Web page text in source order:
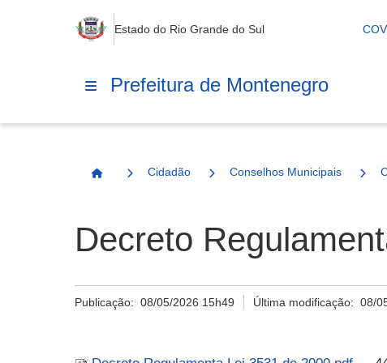
Estado do Rio Grande do Sul
Prefeitura de Montenegro
Página Inicial
Cidadão Conselhos Municipais
Decreto
Publicação: 08/05/2026 15h49 Última modificação:08/